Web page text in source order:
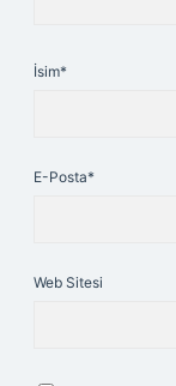
İsim*
E-Posta*
Web Sitesi